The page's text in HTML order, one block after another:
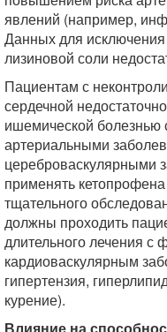
явлений (например,
Данных для
лизиновой соли
Пациентам с
сердечной
ишемической
артериальными
цереброваскулярными
применять
тщательного
должны проходить
длительного лечения с
кардиоваскулярным
гипертензия,
курение).